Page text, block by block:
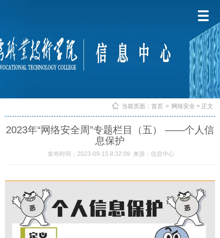
当前页面： 首页 > 网络安全 > 正文
2023年“网络安全周”专题栏目（五） ——个人信
息保护
发布时间：2023-09-15 8:32:09 来源：信息中心